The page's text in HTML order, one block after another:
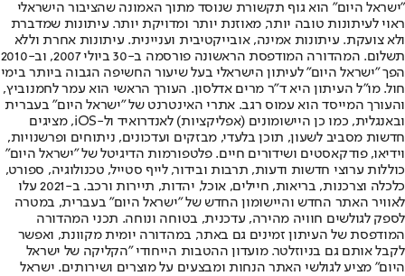
"ישראל היום" הוא גוף תקשורת שנוסד מתוך האמונה שהציבור הישראלי
ראוי לעיתונות טובה יותר, מאוזנת יותר ומדויקת יותר. עיתונות שמדברת
ולא צועקת. עיתונות אמינה, אובייקטיבית ועניינית. עיתונות אחרת וללא
תשלום. המהדורה המודפסת הראשונה פורסמה ב-30 ביולי 2007, וב-2010
הפך "ישראל היום" לעיתון הישראלי בעל שיעור החשיפה הגבוה ביותר בימי
חול. מו"ל העיתון היא ד"ר מרים אדלסון. העורך הראשי הוא עמר לחמנוביץ,
והעורך המייסד הוא עמוס רגב. אתרי האינטרנט של "ישראל היום" בעברית
ובאנגלית, כמו כן היישומונים (אפליקציות) לאנדרואיד ול-iOS, מציגים
חדשות מסביב לשעון, תוכן בלעדי, מבזקים ועדכונים, ניתוחים ופרשנויות,
וידיאו, פודקאסטים ושידורים חיים. פלטפורמות הדיגיטל של "ישראל היום"
כוללות ערוצי חדשות ודעות, תרבות ובידור, לייף סטייל, טכנולוגיה, ספורט,
כלכלה וצרכנות, בריאות, חיילים, אוכל, יהדות, תיירות ורכב. ב-2021 עלו
לאוויר האתר החדש והיישומון החדש של "ישראל היום" בעברית, במטרה
לספק לגולשים חוויה מהירה, עדכנית, בטוחה ונוחה. תכני המהדורה
המודפסת של העיתון זמינים גם באתר, במהדורה יומית מקוונת, ואפשר
לקבל אותם גם בניוזלטר. מועדון ההטבות הייחודי "הקליקה של ישראל
היום" מציע לגולשי האתר הנחות ומבצעים על מוצרים ושירותים. ישראל